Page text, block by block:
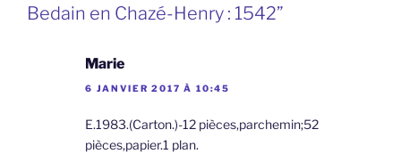
Bedain en Chazé-Henry : 1542”
Marie
6 JANVIER 2017 À 10:45
E.1983.(Carton.)-12 pièces,parchemin;52
pièces,papier.1 plan.